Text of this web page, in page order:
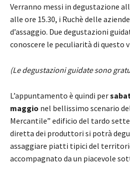
Verranno messi in degustazione
alle ore 15.30, i Ruchè delle
d’assaggio. Due degustazioni
conoscere le peculiarità di questo
(Le degustazioni guidate sono
L’appuntamento è quindi per
maggio nel bellissimo scenario
Mercantile” edificio del tardo
diretta dei produttori si potrà
assaggiare piatti tipici del
accompagnato da un piacevole